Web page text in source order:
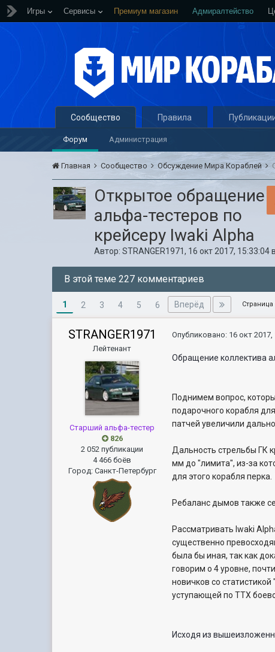
Игры Сервисы Премиум магазин Адмиралтейство
Сообщество
Форум Администрация
Правила
Главная Сообщество Обсуждение Мира Кораблей
Открытое обращение
альфа-тестеров по
крейсеру Iwaki Alpha
Автор:STRANGER1971, 16 окт 2017, 15:33:04
В этой теме 227 комментариев
1 2 3 4 5 6 Вперёд
STRANGER1971
Лейтенант
Старший альфа-тестер
826
2 052 публикации
4 466 боёв
Город: Санкт-Петербург
Опубликовано: 16 окт 2017,
Обращение коллектива
Поднимем вопрос,
подарочного корабля
патчей увеличили
Дальность стрельбы ГК
мм до "лимита", из-за
для этого корабля
Ребаланс дымов также
Рассматривать Iwaki
существенно
была бы иная, так как
говорим о 4 уровне,
новичков со
уступающей по ТТХ
Исходя из